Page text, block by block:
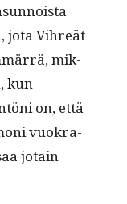
jota Vihreät
mik­
kun
on, että
vuokra-
jotain